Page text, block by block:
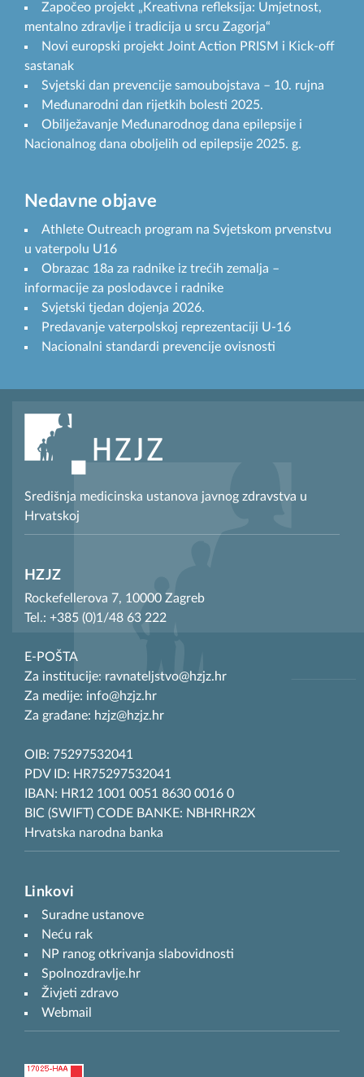
Započeo projekt „Kreativna refleksija: Umjetnost,
mentalno zdravlje i tradicija u srcu Zagorja“
Novi europski projekt Joint Action PRISM i Kick-off
sastanak
Svjetski dan prevencije samoubojstava – 10. rujna
Međunarodni dan rijetkih bolesti 2025.
Obilježavanje Međunarodnog dana epilepsije i
Nacionalnog dana oboljelih od epilepsije 2025. g.
Nedavne objave
Athlete Outreach program na Svjetskom prvenstvu
u vaterpolu U16
Obrazac 18a za radnike iz trećih zemalja –
informacije za poslodavce i radnike
Svjetski tjedan dojenja 2026.
Predavanje vaterpolskoj reprezentaciji U-16
Nacionalni standardi prevencije ovisnosti
Središnja medicinska ustanova javnog zdravstva u
Hrvatskoj
HZJZ
Rockefellerova 7, 10000 Zagreb
Tel.: +385 (0)1/48 63 222
E-POŠTA
Za institucije: ravnateljstvo@hzjz.hr
Za medije: info@hzjz.hr
Za građane: hzjz@hzjz.hr
OIB: 75297532041
PDV ID: HR75297532041
IBAN: HR12 1001 0051 8630 0016 0
BIC (SWIFT) CODE BANKE: NBHRHR2X
Hrvatska narodna banka
Linkovi
Suradne ustanove
Neću rak
NP ranog otkrivanja slabovidnosti
Spolnozdravlje.hr
Živjeti zdravo
Webmail